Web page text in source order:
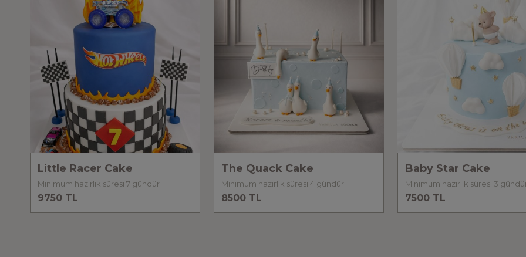
Little Racer Cake
Minimum hazırlık süresi 7 gündür
9750 TL
The Quack Cake
Minimum hazırlık süresi 4 gündür
8500 TL
Baby Star Cake
Minimum hazırlık süresi 3
7500 TL